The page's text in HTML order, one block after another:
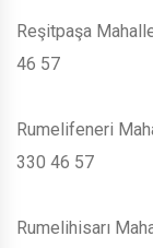
Reşitpaşa
46 57
Rumelifeneri
330 46 57
Rumelihisarı